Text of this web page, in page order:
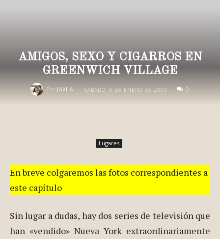
AMIGOS, SEXO Y CIGARROS EN
GREENWICH VILLAGE
Por JAVI A. - SÁBADO, 3 DE ENERO DE 2009 0
Lugares
En breve colgaremos las fotos correspondientes a
este capítulo
Sin lugar a dudas, hay dos series de televisión que
han «vendido» Nueva York extraordinariamente